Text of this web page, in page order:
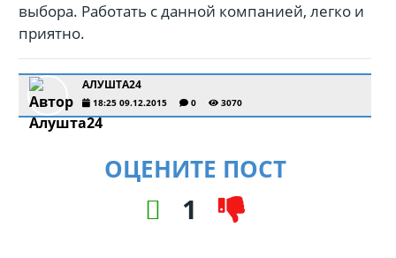
выбора. Работать с данной компанией, легко и
приятно.
АЛУШТА24
18:25 09.12.2015 0 3070
ОЦЕНИТЕ ПОСТ
1